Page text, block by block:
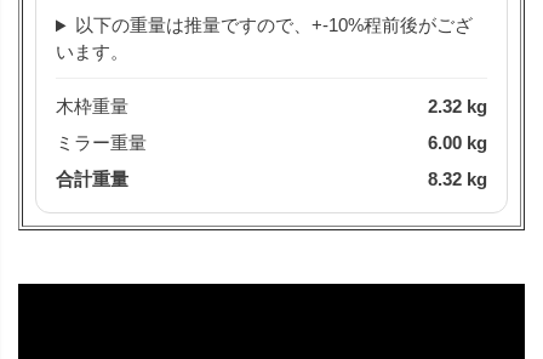
以下の重量は推量ですので、+-10%程前後がござ
います。
木枠重量
2.32 kg
ミラー重量
6.00 kg
合計重量
8.32 kg